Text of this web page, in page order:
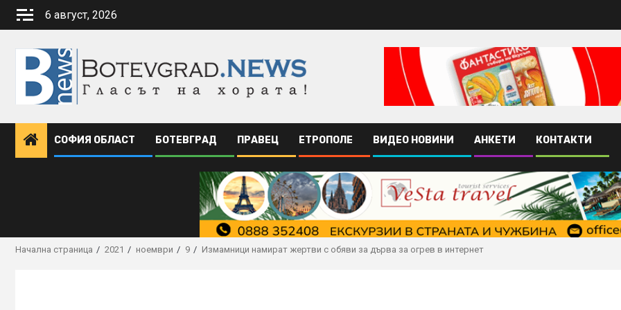
Skip
6 август, 2026
СОФИЯ ОБЛАСТ БОТЕВГРАД ПРАВЕЦ ЕТРОПОЛЕ ВИДЕО НОВИНИ АНКЕТИ КОНТАКТИ
Начална страница 2021 ноември 9 Измамници намират жертви с обяви за дърва за огрев в интернет